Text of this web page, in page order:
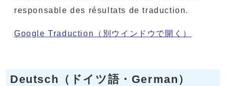
responsable des résultats de traduction.
Google Traduction （別ウインドウで開く）
Deutsch（ドイツ語・German）